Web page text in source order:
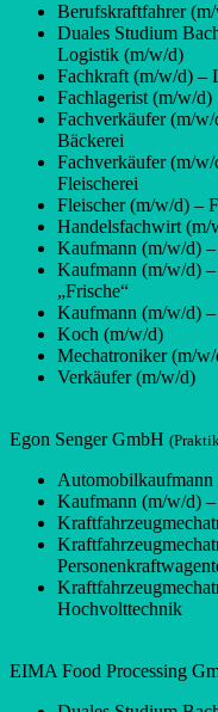
Berufskraftfahrer
Duales Studium
Logistik (m/w/d)
Fachkraft (m/w/d) –
Fachlagerist (m/w/d)
Fachverkäufer (m/
Bäckerei
Fachverkäufer (m/
Fleischerei
Fleischer (m/w/d) –
Handelsfachwirt (m/
Kaufmann (m/w/d)
Kaufmann (m/w/d)
„Frische“
Kaufmann (m/w/d) –
Koch (m/w/d)
Mechatroniker (m/
Verkäufer (m/w/d)
Egon Senger GmbH
Kaufmann (m/w/d)
Hochvolttechnik
EIMA Food Processing